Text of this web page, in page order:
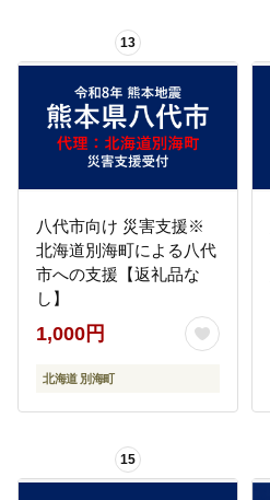
13
八代市向け 災害支援※
北海道別海町による八代
市への支援【返礼品な
し】
1,000円
北海道 別海町
15